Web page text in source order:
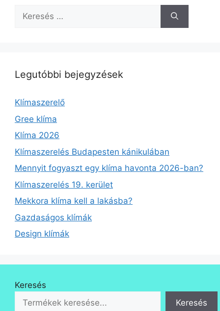
Keresés:
Legutóbbi bejegyzések
Klímaszerelő
Gree klíma
Klíma 2026
Klímaszerelés Budapesten kánikulában
Mennyit fogyaszt egy klíma havonta 2026-ban?
Klímaszerelés 19. kerület
Mekkora klíma kell a lakásba?
Gazdaságos klímák
Design klímák
Keresés
Keresés